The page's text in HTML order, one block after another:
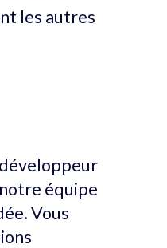
les autres
équipe
Vous